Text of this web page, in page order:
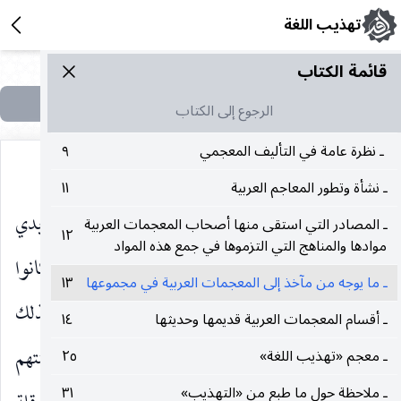
تهذيب اللغة
قائمة الکتاب
الرجوع إلى الكتاب
ـ نظرة عامة في التأليف المعجمي
٩
ـ نشأة وتطور المعاجم العربية
١١
ـ المصادر التي استقى منها أصحاب المعجمات العربية
موادها والمناهج التي التزموها في جمع هذه المواد
١٢
ـ ما يوجه من مآخذ إلى المعجمات العربية في مجموعها ١٣
ـ أقسام المعجمات العربية قديمها وحديثها
١٤
ـ معجم «تهذيب اللغة»
٢٥
ـ ملاحظة حول ما طبع من «التهذيب»
٣١
بعضه من العرب المعاصرين لهم. وكانوا شديدي
الاحتياط في هذه الناحية إلى حد الإفراط. فكانوا
يتحاشون الأخذ ممن تشوب عربيته أية شائبة. ولذلك
أخذوا كثيرا مما أخذوه عن عرب البادية لفصاحة ألسنتهم